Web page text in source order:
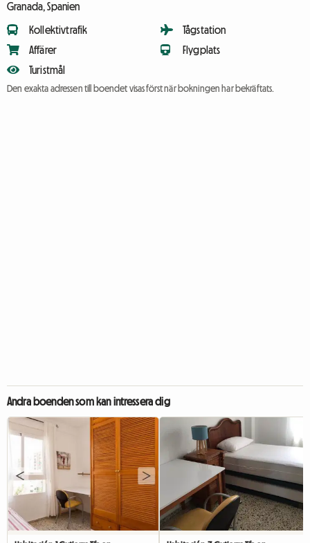
Granada, Spanien
Kollektivtrafik
Affärer
Turistmål
Tågstation
Flygplats
Den exakta adressen till boendet visas först när bokningen har bekräftats.
Andra boenden som kan intressera dig